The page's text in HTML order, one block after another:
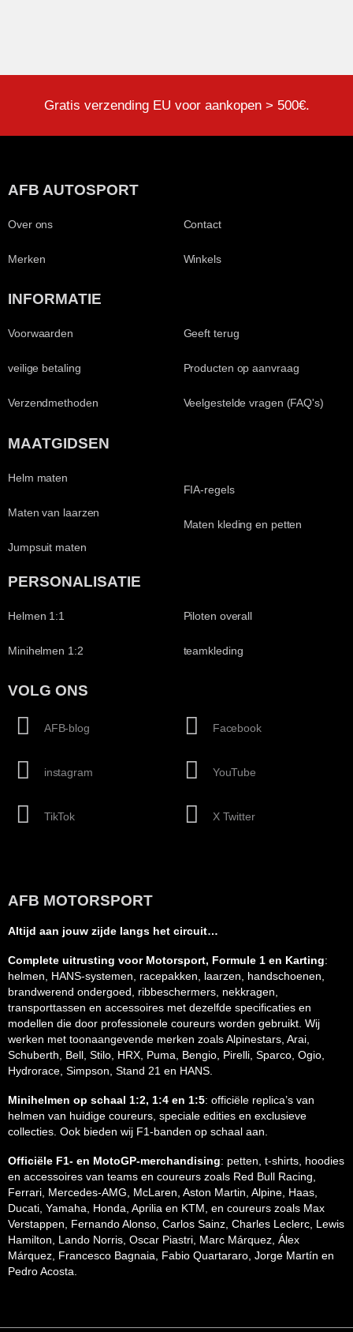
Gratis verzending EU voor aankopen > 500€.
AFB AUTOSPORT
Over ons
Merken
Contact
Winkels
INFORMATIE
Voorwaarden
veilige betaling
Verzendmethoden
Geeft terug
Producten op aanvraag
Veelgestelde vragen (FAQ's)
MAATGIDSEN
Helm maten
Maten van laarzen
Jumpsuit maten
FIA-regels
Maten kleding en petten
PERSONALISATIE
Helmen 1:1
Minihelmen 1:2
Piloten overall
teamkleding
VOLG ONS
AFB-blog
instagram
TikTok
Facebook
YouTube
X Twitter
AFB MOTORSPORT
Altijd aan jouw zijde langs het circuit…
Complete uitrusting voor Motorsport, Formule 1 en Karting:
helmen, HANS-systemen, racepakken, laarzen, handschoenen,
brandwerend ondergoed, ribbeschermers, nekkragen,
transporttassen en accessoires met dezelfde specificaties en
modellen die door professionele coureurs worden gebruikt. Wij
werken met toonaangevende merken zoals Alpinestars, Arai,
Schuberth, Bell, Stilo, HRX, Puma, Bengio, Pirelli, Sparco, Ogio,
Hydrorace, Simpson, Stand 21 en HANS.
Minihelmen op schaal 1:2, 1:4 en 1:5: officiële replica’s van
helmen van huidige coureurs, speciale edities en exclusieve
collecties. Ook bieden wij F1-banden op schaal aan.
Officiële F1- en MotoGP-merchandising: petten, t-shirts, hoodies
en accessoires van teams en coureurs zoals Red Bull Racing,
Ferrari, Mercedes-AMG, McLaren, Aston Martin, Alpine, Haas,
Ducati, Yamaha, Honda, Aprilia en KTM, en coureurs zoals Max
Verstappen, Fernando Alonso, Carlos Sainz, Charles Leclerc, Lewis
Hamilton, Lando Norris, Oscar Piastri, Marc Márquez, Álex
Márquez, Francesco Bagnaia, Fabio Quartararo, Jorge Martín en
Pedro Acosta.